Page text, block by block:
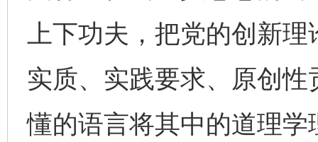
上下功夫，把党的创新
实质、实践要求、原创
懂的语言将其中的道理